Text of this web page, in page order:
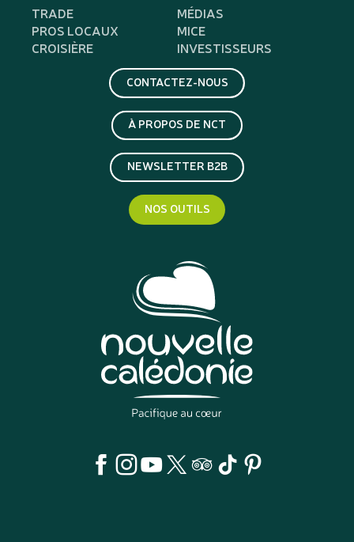
TRADE
MÉDIAS
PROS LOCAUX
MICE
CROISIÈRE
INVESTISSEURS
CONTACTEZ-NOUS
À PROPOS DE NCT
NEWSLETTER B2B
NOS OUTILS